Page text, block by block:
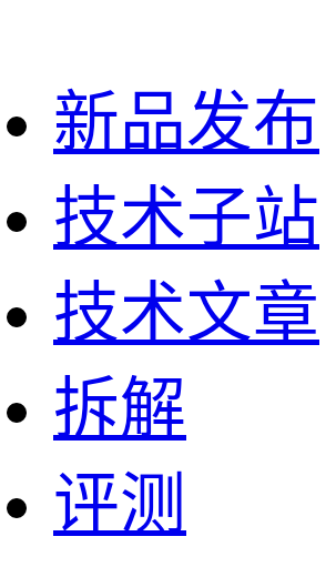
新品发布
技术子站
技术文章
拆解
评测